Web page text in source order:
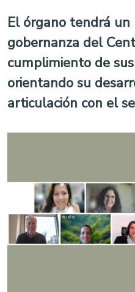
El órgano tendrá
gobernanza del
cumplimiento de
orientando su
articulación con el